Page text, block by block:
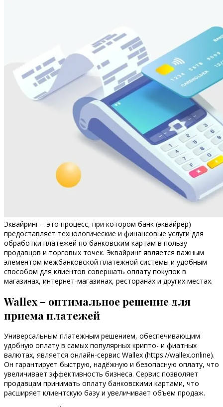
Эквайринг – это процесс, при котором банк (эквайрер)
предоставляет технологические и финансовые услуги для
обработки платежей по банковским картам в пользу
продавцов и торговых точек. Эквайринг является важным
элементом межбанковской платежной системы и удобным
способом для клиентов совершать оплату покупок в
магазинах, интернет-магазинах, ресторанах и других местах.
Wallex – оптимальное решение для
приема платежей
Универсальным платежным решением, обеспечивающим
удобную оплату в самых популярных крипто- и фиатных
валютах, является онлайн-сервис Wallex (https://wallex.online).
Он гарантирует быструю, надёжную и безопасную оплату, что
увеличивает эффективность бизнеса. Сервис позволяет
продавцам принимать оплату банковскими картами, что
расширяет клиентскую базу и увеличивает объем продаж.